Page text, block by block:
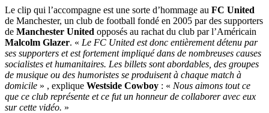
Le clip qui l’accompagne est une sorte d’hommage au FC United
de Manchester, un club de football fondé en 2005 par des supporters
de Manchester United opposés au rachat du club par l’Américain
Malcolm Glazer. « Le FC United est donc entièrement détenu par
ses supporters et est fortement impliqué dans de nombreuses causes
socialistes et humanitaires. Les billets sont abordables, des groupes
de musique ou des humoristes se produisent à chaque match à
domicile » , explique Westside Cowboy : « Nous aimons tout ce
que ce club représente et ce fut un honneur de collaborer avec eux
sur cette vidéo. »